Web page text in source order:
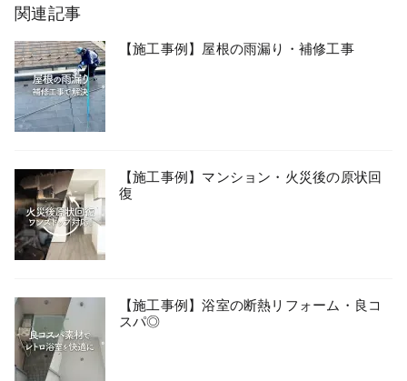
関連記事
【施工事例】屋根の雨漏り・補修工事
【施工事例】マンション・火災後の原状回
復
【施工事例】浴室の断熱リフォーム・良コ
スパ◎